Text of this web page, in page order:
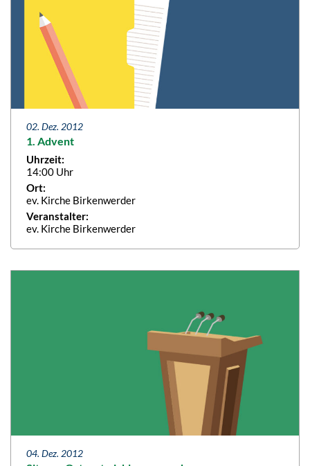
02. Dez. 2012
1. Advent
Uhrzeit:
14:00 Uhr
Ort:
ev. Kirche Birkenwerder
Veranstalter:
ev. Kirche Birkenwerder
04. Dez. 2012